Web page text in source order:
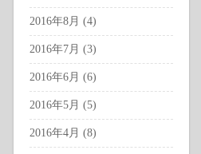
2016年8月 (4)
2016年7月 (3)
2016年6月 (6)
2016年5月 (5)
2016年4月 (8)